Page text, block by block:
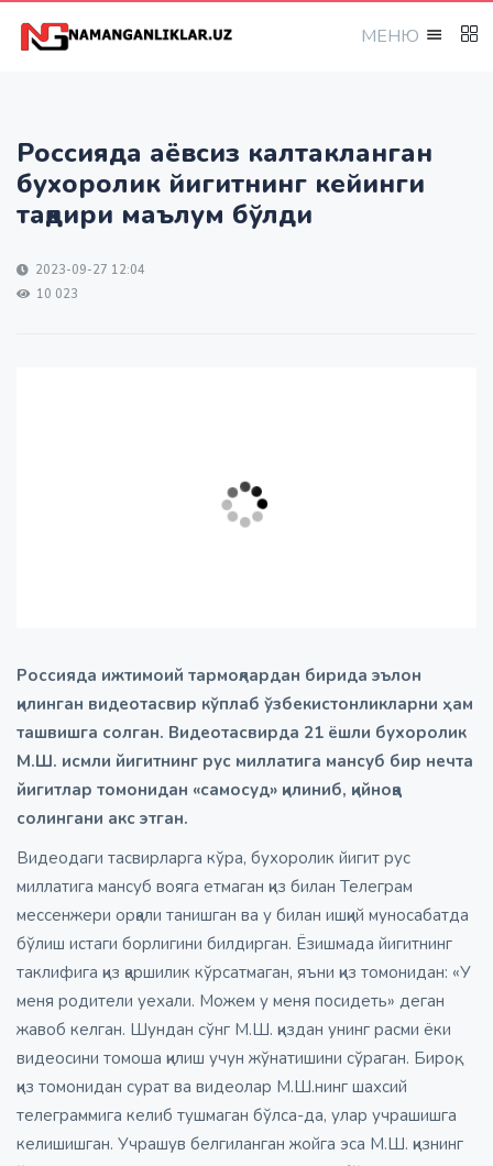
МEНЮ
Россияда аёвсиз калтакланган
бухоролик йигитнинг кейинги
тақдири маълум бўлди
2023-09-27 12:04
10 023
Россияда ижтимоий тармоқлардан бирида эълон
қилинган видеотасвир кўплаб ўзбекистонликларни ҳам
ташвишга солган. Видеотасвирда 21 ёшли бухоролик
М.Ш. исмли йигитнинг рус миллатига мансуб бир нечта
йигитлар томонидан «самосуд» қилиниб, қийноққа
солингани акс этган.
Видеодаги тасвирларга кўра, бухоролик йигит рус
миллатига мансуб вояга етмаган қиз билан Телеграм
мессенжери орқали танишган ва у билан ишқий муносабатда
бўлиш истаги борлигини билдирган. Ёзишмада йигитнинг
таклифига қиз қаршилик кўрсатмаган, яъни қиз томонидан: «У
меня родители уехали. Можем у меня посидеть» деган
жавоб келган. Шундан сўнг М.Ш. қиздан унинг расми ёки
видеосини томоша қилиш учун жўнатишини сўраган. Бироқ,
қиз томонидан сурат ва видеолар М.Ш.нинг шахсий
телеграммига келиб тушмаган бўлса-да, улар учрашишга
келишишган. Учрашув белгиланган жойга эса М.Ш. қизнинг